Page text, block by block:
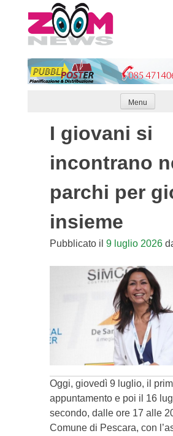
to
content
Menu
I giovani si
incontrano
parchi per
insieme
Pubblicato il 9 luglio 2026
Oggi, giovedì 9 luglio, il
appuntamento e poi il 16
secondo, dalle ore 17 alle
Comune di Pescara, con